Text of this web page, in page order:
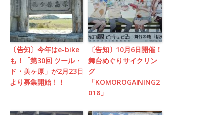
〔告知〕今年はe-bike
も！「第30回 ツール・
ド・美ヶ原」が2月23日
より募集開始！！
〔告知〕10月6日開催！
舞台めぐりサイクリン
グ
「KOMOROGAINING2
018」